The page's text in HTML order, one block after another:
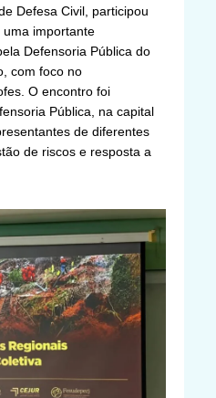
Defesa Civil, participou
importante
Defensoria Pública do
com foco no
O encontro foi
Pública, na capital
de diferentes
de riscos e resposta a